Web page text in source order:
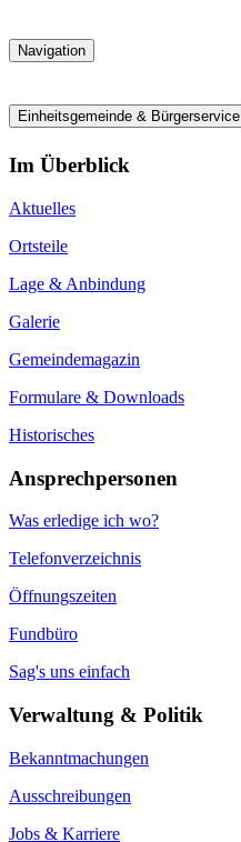
Navigation
Einheitsgemeinde & Bürgerservice
Im Überblick
Aktuelles
Ortsteile
Lage & Anbindung
Galerie
Gemeindemagazin
Formulare & Downloads
Historisches
Ansprechpersonen
Was erledige ich wo?
Telefonverzeichnis
Öffnungszeiten
Fundbüro
Sag's uns einfach
Verwaltung & Politik
Bekanntmachungen
Ausschreibungen
Jobs & Karriere